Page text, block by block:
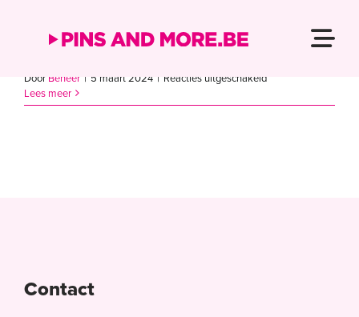
Over ons
PDF 2024
Door Beheer | 5 maart 2024 | Reacties uitgeschakeldvoor
2024
Lees meer
Contact